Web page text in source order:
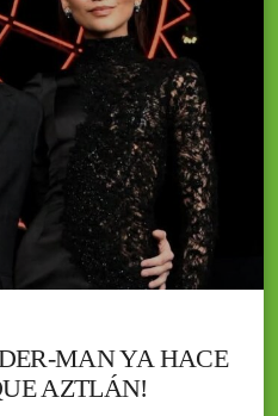
MAN YA HACE
AZTLÁN!